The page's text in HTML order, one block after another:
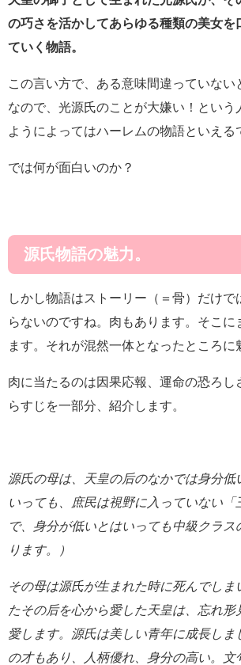
の巧さを活かしてあらゆる種類の美女を
ていく物語。
この言い方で、ある意味間違っていない
なので、光源氏のことが大嫌い！という
ようによってはハーレムの物語といえる
では何が面白いのか？
源氏物語の魅力。
しかし物語はストーリー（＝骨）だけで
らないのですね。肉もあります。そこに
ます。それが混然一体となったところに
肉に当たるのは因果応報、運命の恐ろし
らすじを一部分、紹介します。
源氏の母は、天皇の后のなかでは身分低
いっても、庶民は視野に入っていない「
で、 身分が低いとはいっても中級クラス
ります。）
その母は源氏が生まれた時に死んでしま
たその后を心から愛した天皇は、忘れ形
愛します。
源氏は美しい青年に成長しま
の才もあり、人柄優れ、 身分の高い。文